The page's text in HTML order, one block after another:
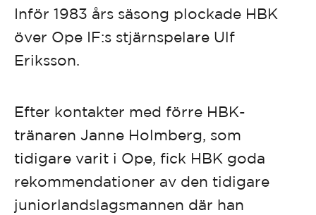
Inför 1983 års säsong plockade HBK
över Ope IF:s stjärnspelare Ulf
Eriksson.
Efter kontakter med förre HBK-
tränaren Janne Holmberg, som
tidigare varit i Ope, fick HBK goda
rekommendationer av den tidigare
juniorlandslagsmannen där han